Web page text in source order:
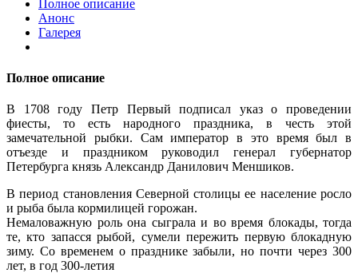
Полное описание
Анонс
Галерея
Полное описание
В 1708 году Петр Первый подписал указ о проведении
фиесты, то есть народного праздника, в честь этой
замечательной рыбки. Сам император в это время был в
отъезде и праздником руководил генерал губернатор
Петербурга князь Александр Данилович Меншиков.
В период становления Северной столицы ее население росло
и рыба была кормилицей горожан.
Немаловажную роль она сыграла и во время блокады, тогда
те, кто запасся рыбой, сумели пережить первую блокадную
зиму. Со временем о празднике забыли, но почти через 300
лет, в год 300-летия